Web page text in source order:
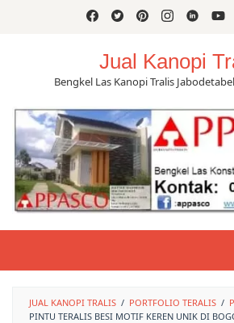
Jual Kanopi
Bengkel Las Kanopi Tralis
JUAL KANOPI TRALIS / PORTFOLIO TERALIS /
PINTU TERALIS BESI MOTIF KEREN UNIK DI